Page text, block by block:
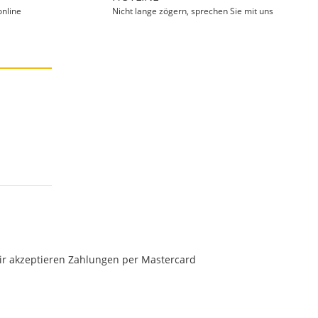
Nicht lange zögern, sprechen Sie mit uns